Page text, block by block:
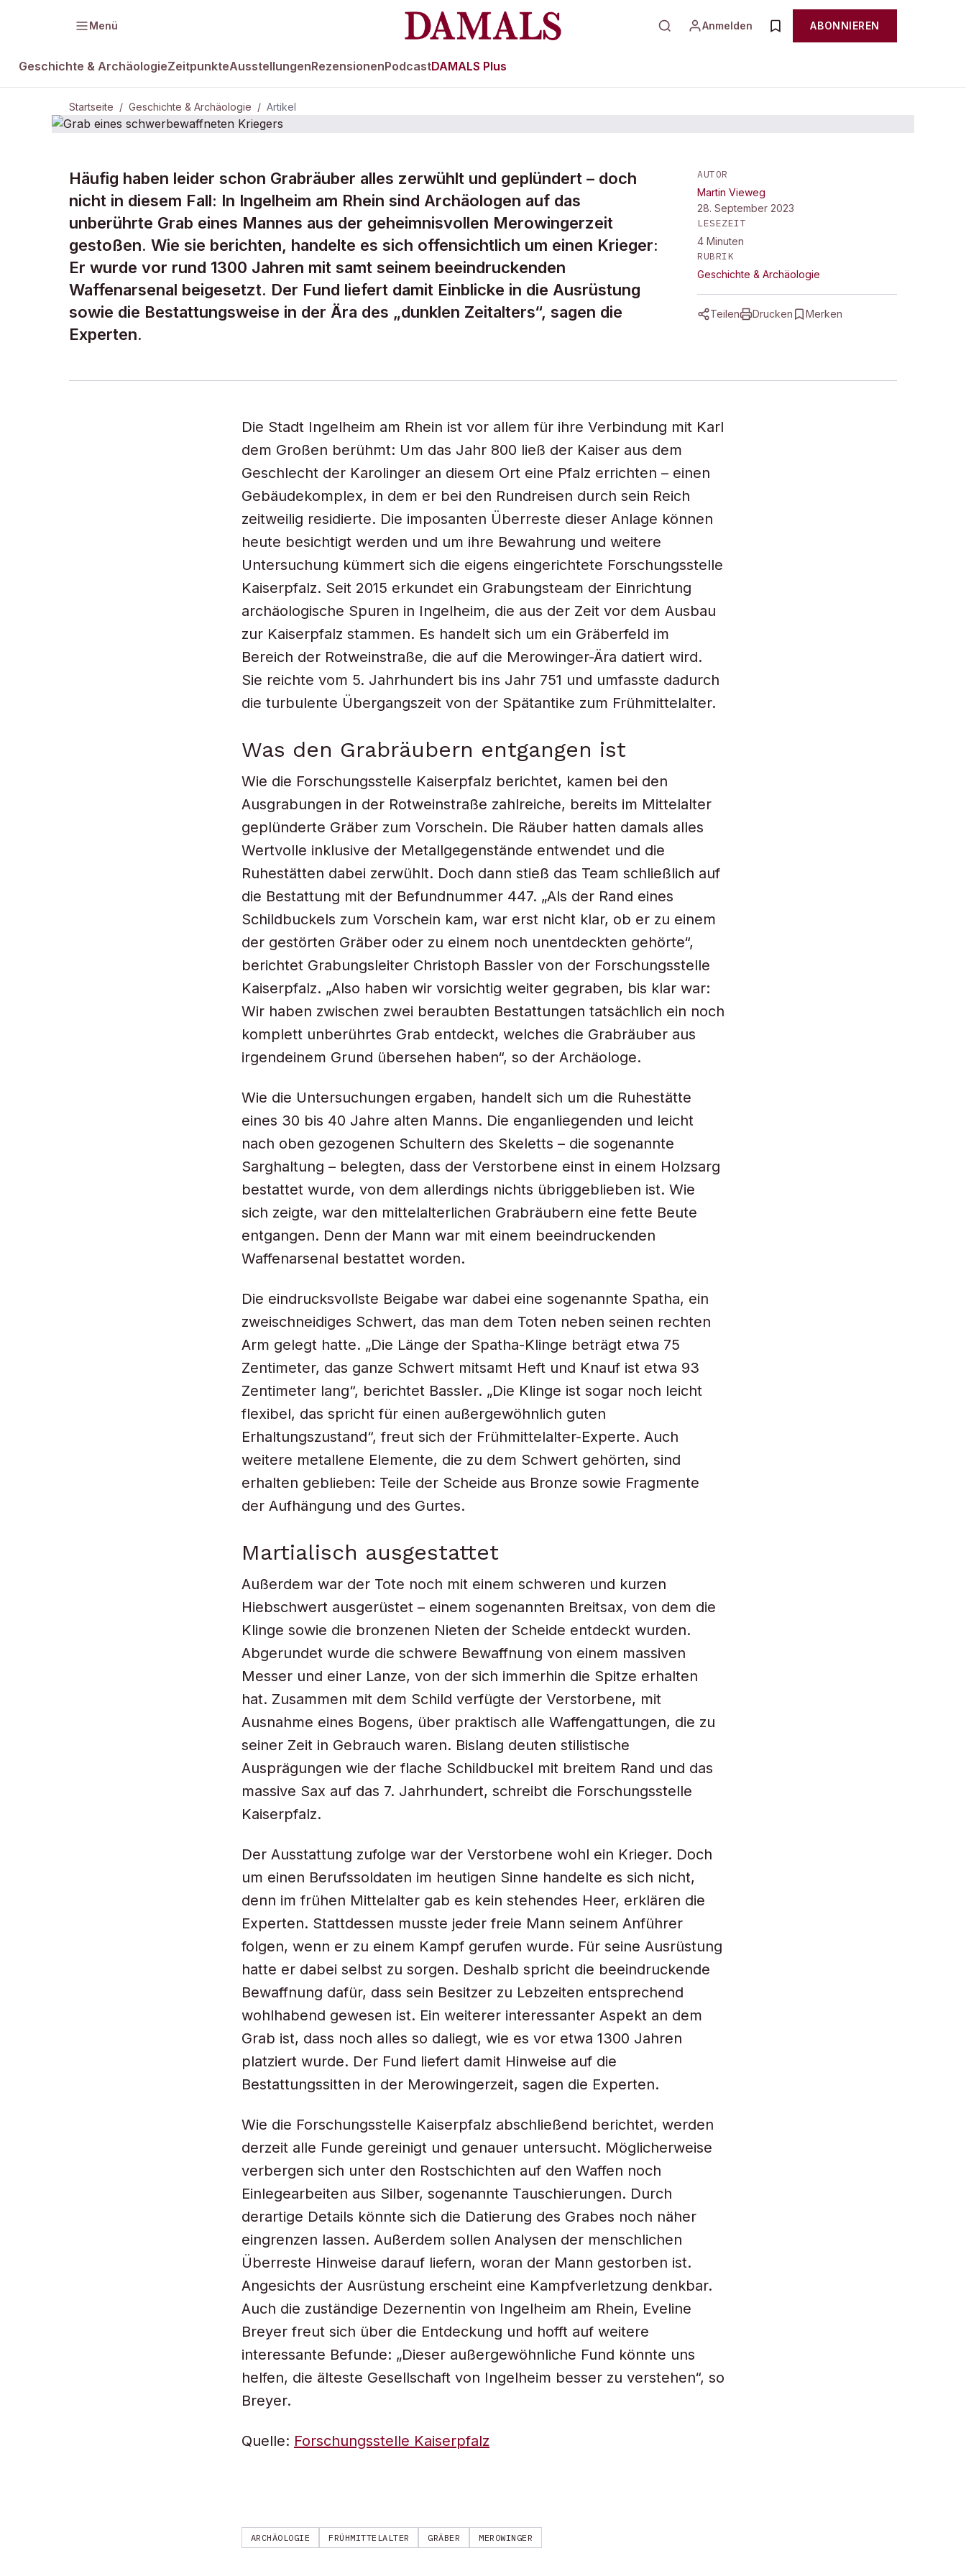
Menü Anmelden ABONNIEREN
Geschichte & ArchäologieZeitpunkteAusstellungenRezensionenPodcastDAMALS Plus
Startseite / Geschichte & Archäologie / Artikel
GESCHICHTE & ARCHÄOLOGIE
Grab eines schwerbewaffneten
Kriegers
Häufig haben leider schon Grabräuber alles zerwühlt und geplündert – doch
nicht in diesem Fall: In Ingelheim am Rhein sind Archäologen auf das
unberührte Grab eines Mannes aus der geheimnisvollen Merowingerzeit
gestoßen. Wie sie berichten, handelte es sich offensichtlich um einen Krieger:
Er wurde vor rund 1300 Jahren mit samt seinem beeindruckenden
Waffenarsenal beigesetzt. Der Fund liefert damit Einblicke in die Ausrüstung
sowie die Bestattungsweise in der Ära des „dunklen Zeitalters“, sagen die
Experten.
AUTOR
Martin Vieweg
28. September 2023
LESEZEIT
4 Minuten
RUBRIK
Geschichte & Archäologie
Teilen Drucken Merken
Die Stadt Ingelheim am Rhein ist vor allem für ihre Verbindung mit Karl
dem Großen berühmt: Um das Jahr 800 ließ der Kaiser aus dem
Geschlecht der Karolinger an diesem Ort eine Pfalz errichten – einen
Gebäudekomplex, in dem er bei den Rundreisen durch sein Reich
zeitweilig residierte. Die imposanten Überreste dieser Anlage können
heute besichtigt werden und um ihre Bewahrung und weitere
Untersuchung kümmert sich die eigens eingerichtete Forschungsstelle
Kaiserpfalz. Seit 2015 erkundet ein Grabungsteam der Einrichtung
archäologische Spuren in Ingelheim, die aus der Zeit vor dem Ausbau
zur Kaiserpfalz stammen. Es handelt sich um ein Gräberfeld im
Bereich der Rotweinstraße, die auf die Merowinger-Ära datiert wird.
Sie reichte vom 5. Jahrhundert bis ins Jahr 751 und umfasste dadurch
die turbulente Übergangszeit von der Spätantike zum Frühmittelalter.
Was den Grabräubern entgangen ist
Wie die Forschungsstelle Kaiserpfalz berichtet, kamen bei den
Ausgrabungen in der Rotweinstraße zahlreiche, bereits im Mittelalter
geplünderte Gräber zum Vorschein. Die Räuber hatten damals alles
Wertvolle inklusive der Metallgegenstände entwendet und die
Ruhestätten dabei zerwühlt. Doch dann stieß das Team schließlich auf
die Bestattung mit der Befundnummer 447. „Als der Rand eines
Schildbuckels zum Vorschein kam, war erst nicht klar, ob er zu einem
der gestörten Gräber oder zu einem noch unentdeckten gehörte“,
berichtet Grabungsleiter Christoph Bassler von der Forschungsstelle
Kaiserpfalz. „Also haben wir vorsichtig weiter gegraben, bis klar war:
Wir haben zwischen zwei beraubten Bestattungen tatsächlich ein noch
komplett unberührtes Grab entdeckt, welches die Grabräuber aus
irgendeinem Grund übersehen haben“, so der Archäologe.
Wie die Untersuchungen ergaben, handelt sich um die Ruhestätte
eines 30 bis 40 Jahre alten Manns. Die enganliegenden und leicht
nach oben gezogenen Schultern des Skeletts – die sogenannte
Sarghaltung – belegten, dass der Verstorbene einst in einem Holzsarg
bestattet wurde, von dem allerdings nichts übriggeblieben ist. Wie
sich zeigte, war den mittelalterlichen Grabräubern eine fette Beute
entgangen. Denn der Mann war mit einem beeindruckenden
Waffenarsenal bestattet worden.
Die eindrucksvollste Beigabe war dabei eine sogenannte Spatha, ein
zweischneidiges Schwert, das man dem Toten neben seinen rechten
Arm gelegt hatte. „Die Länge der Spatha-Klinge beträgt etwa 75
Zentimeter, das ganze Schwert mitsamt Heft und Knauf ist etwa 93
Zentimeter lang“, berichtet Bassler. „Die Klinge ist sogar noch leicht
flexibel, das spricht für einen außergewöhnlich guten
Erhaltungszustand“, freut sich der Frühmittelalter-Experte. Auch
weitere metallene Elemente, die zu dem Schwert gehörten, sind
erhalten geblieben: Teile der Scheide aus Bronze sowie Fragmente
der Aufhängung und des Gurtes.
Martialisch ausgestattet
Außerdem war der Tote noch mit einem schweren und kurzen
Hiebschwert ausgerüstet – einem sogenannten Breitsax, von dem die
Klinge sowie die bronzenen Nieten der Scheide entdeckt wurden.
Abgerundet wurde die schwere Bewaffnung von einem massiven
Messer und einer Lanze, von der sich immerhin die Spitze erhalten
hat. Zusammen mit dem Schild verfügte der Verstorbene, mit
Ausnahme eines Bogens, über praktisch alle Waffengattungen, die zu
seiner Zeit in Gebrauch waren. Bislang deuten stilistische
Ausprägungen wie der flache Schildbuckel mit breitem Rand und das
massive Sax auf das 7. Jahrhundert, schreibt die Forschungsstelle
Kaiserpfalz.
Der Ausstattung zufolge war der Verstorbene wohl ein Krieger. Doch
um einen Berufssoldaten im heutigen Sinne handelte es sich nicht,
denn im frühen Mittelalter gab es kein stehendes Heer, erklären die
Experten. Stattdessen musste jeder freie Mann seinem Anführer
folgen, wenn er zu einem Kampf gerufen wurde. Für seine Ausrüstung
hatte er dabei selbst zu sorgen. Deshalb spricht die beeindruckende
Bewaffnung dafür, dass sein Besitzer zu Lebzeiten entsprechend
wohlhabend gewesen ist. Ein weiterer interessanter Aspekt an dem
Grab ist, dass noch alles so daliegt, wie es vor etwa 1300 Jahren
platziert wurde. Der Fund liefert damit Hinweise auf die
Bestattungssitten in der Merowingerzeit, sagen die Experten.
Wie die Forschungsstelle Kaiserpfalz abschließend berichtet, werden
derzeit alle Funde gereinigt und genauer untersucht. Möglicherweise
verbergen sich unter den Rostschichten auf den Waffen noch
Einlegearbeiten aus Silber, sogenannte Tauschierungen. Durch
derartige Details könnte sich die Datierung des Grabes noch näher
eingrenzen lassen. Außerdem sollen Analysen der menschlichen
Überreste Hinweise darauf liefern, woran der Mann gestorben ist.
Angesichts der Ausrüstung erscheint eine Kampfverletzung denkbar.
Auch die zuständige Dezernentin von Ingelheim am Rhein, Eveline
Breyer freut sich über die Entdeckung und hofft auf weitere
interessante Befunde: „Dieser außergewöhnliche Fund könnte uns
helfen, die älteste Gesellschaft von Ingelheim besser zu verstehen“, so
Breyer.
Quelle: Forschungsstelle Kaiserpfalz
ARCHÄOLOGIE FRÜHMITTELALTER GRÄBER MEROWINGER